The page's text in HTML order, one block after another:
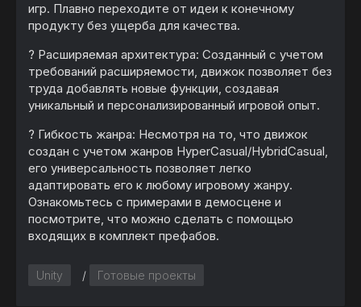
игр. Плавно переходите от идеи к конечному
продукту без ущерба для качества.
?️ Расширяемая архитектура: Созданный с учетом
требований расширяемости, движок позволяет без
труда добавлять новые функции, создавая
уникальный и персонализированный игровой опыт.
? Гибкость жанра: Несмотря на то, что движок
создан с учетом жанров HyperCasual/HybridCasual,
его универсальность позволяет легко
адаптировать его к любому игровому жанру.
Ознакомьтесь с примерами в демосцене и
посмотрите, что можно сделать с помощью
входящих в комплект префабов.
Unity / Готовые проекты